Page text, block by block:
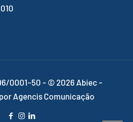
0001-50 - © 2026 Abiec -
Agencis Comunicação